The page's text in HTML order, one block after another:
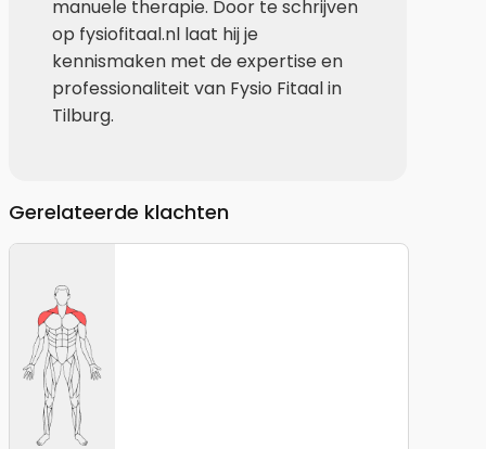
manuele therapie. Door te schrijven
op fysiofitaal.nl laat hij je
kennismaken met de expertise en
professionaliteit van Fysio Fitaal in
Tilburg.
Gerelateerde klachten